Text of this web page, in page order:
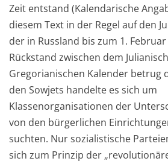
Zeit entstand (Kalendarische
diesem Text in der Regel auf den
der in Russland bis zum 1.
Rückstand zwischen dem
Gregorianischen Kalender betrug
den Sowjets handelte es sich um
Klassenorganisationen der
von den bürgerlichen
suchten. Nur sozialistische
sich zum Prinzip der